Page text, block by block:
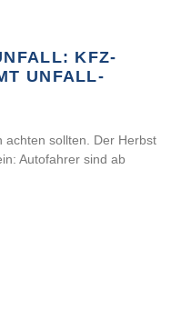
KFZ-
UNFALL-
achten sollten. Der Herbst
Autofahrer sind ab